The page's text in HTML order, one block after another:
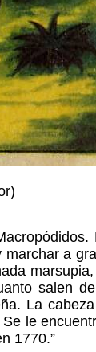
a
salen
La
le
1770.”